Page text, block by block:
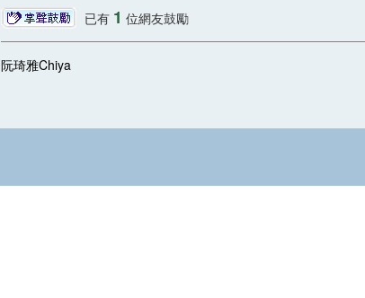
已有 1 位網友鼓勵
阮琦雅Chiya